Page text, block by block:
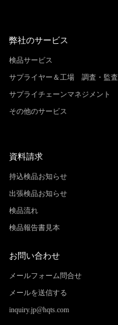
弊社のサービス
検品サービス
サプライヤー＆工場 調査・監査
サプライチェーンマネジメント
その他のサービス
資料請求
持込検品お知らせ
出張検品お知らせ
検品流れ
検品報告書見本
お問い合わせ
メールフォーム問合せ
メールを送信する
inquiry.jp@hqts.com